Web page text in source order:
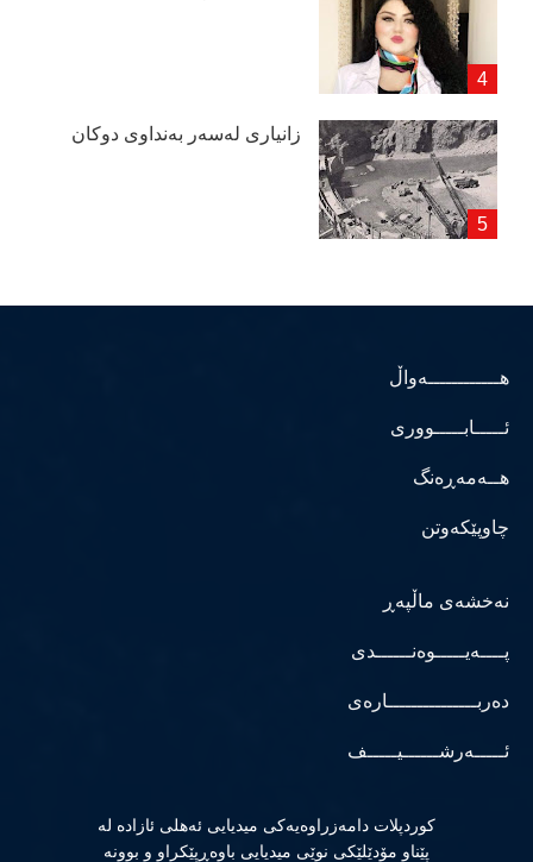
زانیاری لەسەر بەنداوی دوكان
هــــــــــــەواڵ
ئـــــابـــــووری
هــەمەڕەنگ
چاوپێکەوتن
نەخشەی ماڵپەڕ
پــــەیـــــوەنــــــدی
دەربـــــــــــــــارەی
ئـــــەرشــــــیـــــف
كوردپلات دامەزراوەیەكی میدیایی ئەهلی ئازادە لە
پێناو مۆدێلێكی نوێی میدیایی باوەڕپێكراو و بوونە